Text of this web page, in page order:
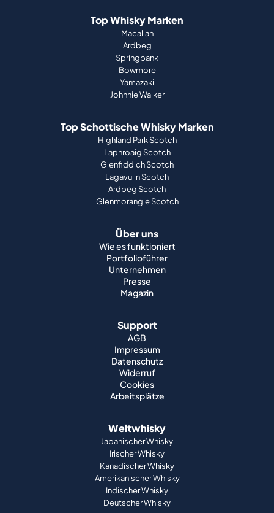
Top Whisky Marken
Macallan
Ardbeg
Springbank
Bowmore
Yamazaki
Johnnie Walker
Top Schottische Whisky Marken
Highland Park Scotch
Laphroaig Scotch
Glenfiddich Scotch
Lagavulin Scotch
Ardbeg Scotch
Glenmorangie Scotch
Über uns
Wie es funktioniert
Portfolioführer
Unternehmen
Presse
Magazin
Support
AGB
Impressum
Datenschutz
Widerruf
Cookies
Arbeitsplätze
Weltwhisky
Japanischer Whisky
Irischer Whisky
Kanadischer Whisky
Amerikanischer Whisky
Indischer Whisky
Deutscher Whisky